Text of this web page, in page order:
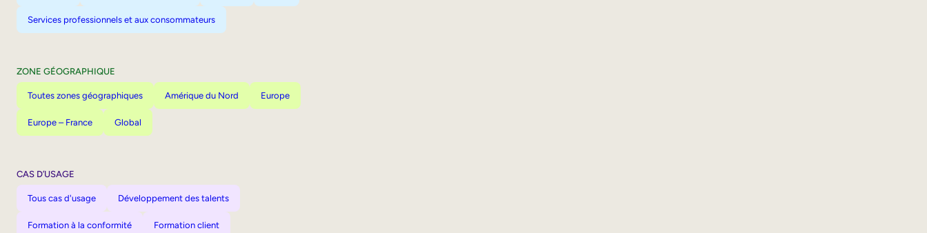
Services professionnels et aux consommateurs
ZONE GÉOGRAPHIQUE
Toutes zones géographiques Amérique du Nord Europe
Europe – France Global
CAS D’USAGE
Tous cas d'usage Développement des talents
Formation à la conformité Formation client